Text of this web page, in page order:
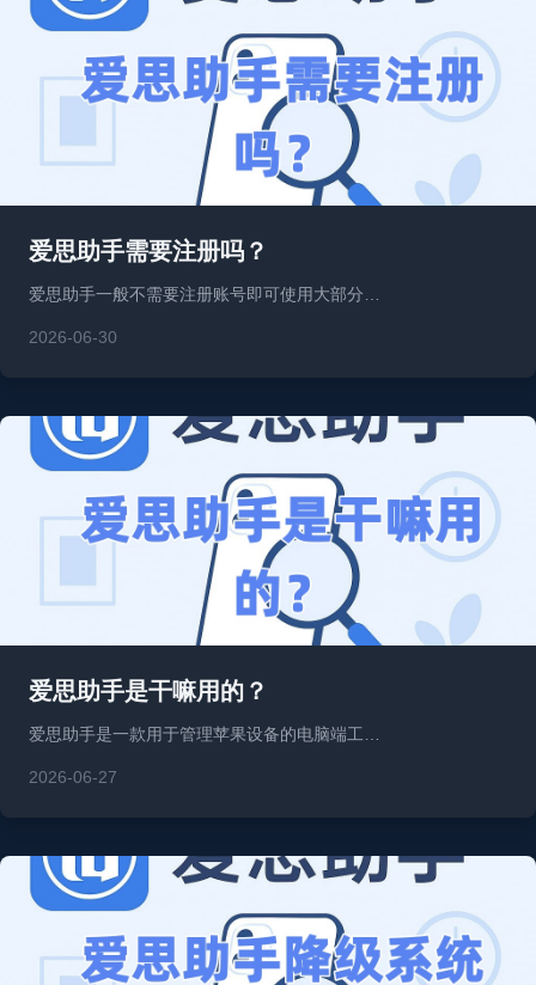
爱思助手需要注册吗？
爱思助手一般不需要注册账号即可使用大部分…
2026-06-30
爱思助手是干嘛用的？
爱思助手是一款用于管理苹果设备的电脑端工…
2026-06-27